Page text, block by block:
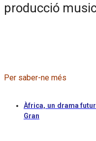
producció
Per saber-ne més
Àfrica, un drama
Gran